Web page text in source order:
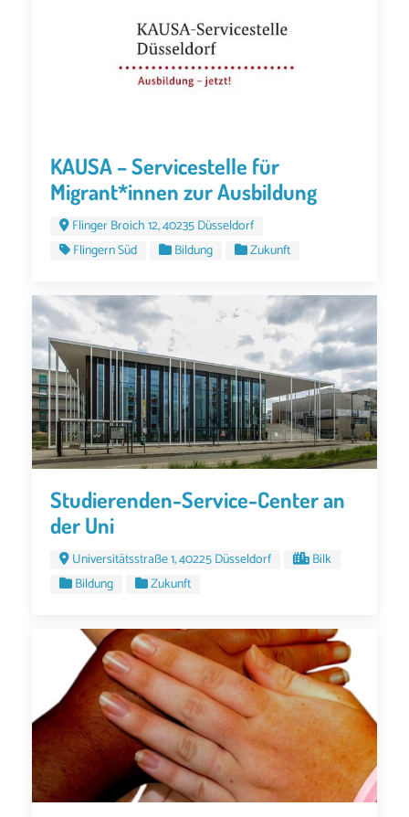
KAUSA – Servicestelle für
Migrant*innen zur Ausbildung
Flinger Broich 12, 40235 Düsseldorf
Flingern Süd
Bildung Zukunft
Studierenden-Service-Center an
der Uni
Universitätsstraße 1, 40225 Düsseldorf
Bilk
Bildung
Zukunft